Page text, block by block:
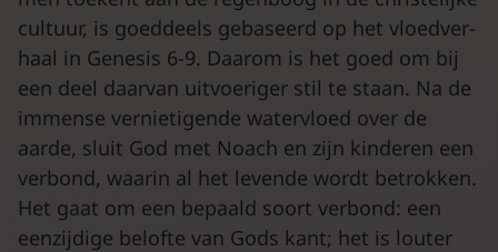
cultuur, is goeddeels gebaseerd op het vloedver-
haal in Genesis 6-9. Daarom is het goed om bij
een deel daarvan uitvoeriger stil te staan. Na de
immense vernietigende watervloed over de
aarde, sluit God met Noach en zijn kinderen een
verbond, waarin al het levende wordt betrokken.
Het gaat om een bepaald soort verbond: een
eenzijdige belofte van Gods kant; het is louter